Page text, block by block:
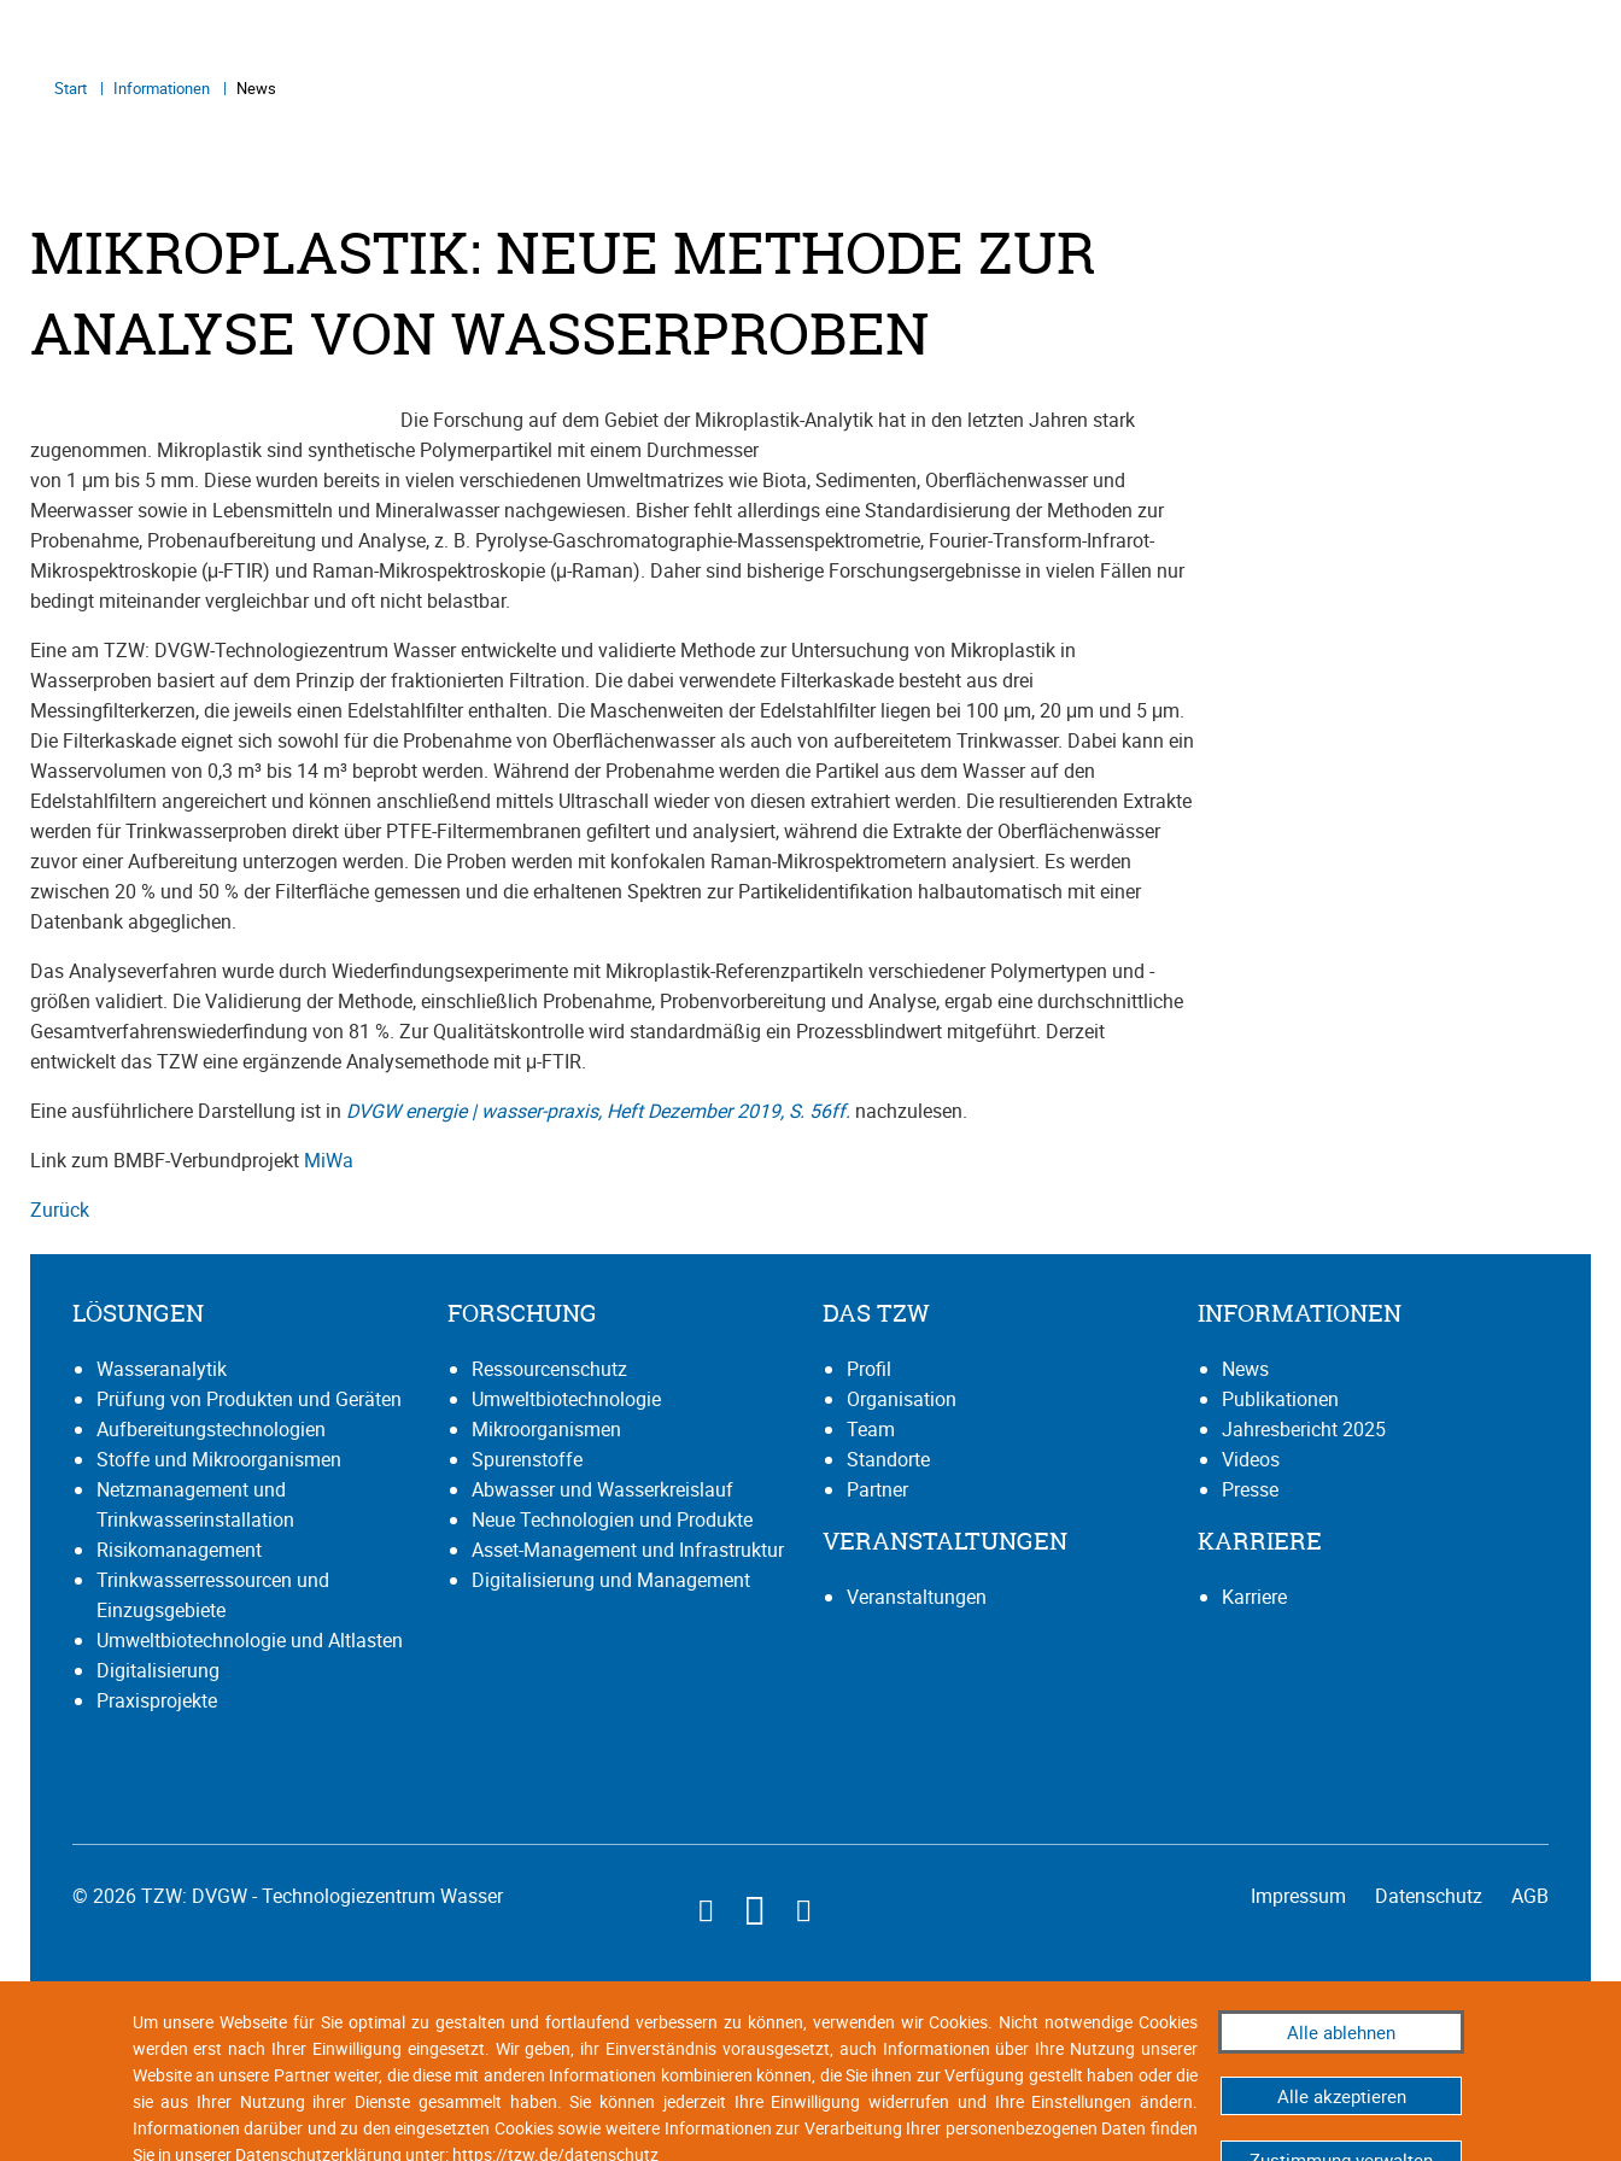
Start Informationen News
MIKROPLASTIK: NEUE METHODE ZUR
ANALYSE VON WASSERPROBEN
Die Forschung auf dem Gebiet der Mikroplastik-Analytik hat in den letzten Jahren stark
zugenommen. Mikroplastik sind synthetische Polymerpartikel mit einem Durchmesser
von 1 μm bis 5 mm. Diese wurden bereits in vielen verschiedenen Umweltmatrizes wie Biota, Sedimenten, Oberflächenwasser und
Meerwasser sowie in Lebensmitteln und Mineralwasser nachgewiesen. Bisher fehlt allerdings eine Standardisierung der Methoden zur
Probenahme, Probenaufbereitung und Analyse, z. B. Pyrolyse-Gaschromatographie-Massenspektrometrie, Fourier-Transform-Infrarot-
Mikrospektroskopie (μ-FTIR) und Raman-Mikrospektroskopie (μ-Raman). Daher sind bisherige Forschungsergebnisse in vielen Fällen nur
bedingt miteinander vergleichbar und oft nicht belastbar.
Eine am TZW: DVGW-Technologiezentrum Wasser entwickelte und validierte Methode zur Untersuchung von Mikroplastik in
Wasserproben basiert auf dem Prinzip der fraktionierten Filtration. Die dabei verwendete Filterkaskade besteht aus drei
Messingfilterkerzen, die jeweils einen Edelstahlfilter enthalten. Die Maschenweiten der Edelstahlfilter liegen bei 100 μm, 20 μm und 5 μm.
Die Filterkaskade eignet sich sowohl für die Probenahme von Oberflächenwasser als auch von aufbereitetem Trinkwasser. Dabei kann ein
Wasservolumen von 0,3 m³ bis 14 m³ beprobt werden. Während der Probenahme werden die Partikel aus dem Wasser auf den
Edelstahlfiltern angereichert und können anschließend mittels Ultraschall wieder von diesen extrahiert werden. Die resultierenden Extrakte
werden für Trinkwasserproben direkt über PTFE-Filtermembranen gefiltert und analysiert, während die Extrakte der Oberflächenwässer
zuvor einer Aufbereitung unterzogen werden. Die Proben werden mit konfokalen Raman-Mikrospektrometern analysiert. Es werden
zwischen 20 % und 50 % der Filterfläche gemessen und die erhaltenen Spektren zur Partikelidentifikation halbautomatisch mit einer
Datenbank abgeglichen.
Das Analyseverfahren wurde durch Wiederfindungsexperimente mit Mikroplastik-Referenzpartikeln verschiedener Polymertypen und -
größen validiert. Die Validierung der Methode, einschließlich Probenahme, Probenvorbereitung und Analyse, ergab eine durchschnittliche
Gesamtverfahrenswiederfindung von 81 %. Zur Qualitätskontrolle wird standardmäßig ein Prozessblindwert mitgeführt. Derzeit
entwickelt das TZW eine ergänzende Analysemethode mit μ-FTIR.
Eine ausführlichere Darstellung ist in DVGW energie | wasser-praxis, Heft Dezember 2019, S. 56ff. nachzulesen.
Link zum BMBF-Verbundprojekt MiWa
Zurück
LÖSUNGEN
Wasseranalytik
Prüfung von Produkten und Geräten
Aufbereitungstechnologien
Stoffe und Mikroorganismen
Netzmanagement und
Trinkwasserinstallation
Risikomanagement
Trinkwasserressourcen und
Einzugsgebiete
Umweltbiotechnologie und Altlasten
Digitalisierung
Praxisprojekte
FORSCHUNG
Ressourcenschutz
Umweltbiotechnologie
Mikroorganismen
Spurenstoffe
Abwasser und Wasserkreislauf
Neue Technologien und Produkte
Asset-Management und Infrastruktur
Digitalisierung und Management
DAS TZW
Profil
Organisation
Team
Standorte
Partner
VERANSTALTUNGEN
Veranstaltungen
INFORMATIONEN
News
Publikationen
Jahresbericht 2025
Videos
Presse
KARRIERE
Karriere
© 2026 TZW: DVGW - Technologiezentrum Wasser Impressum Datenschutz AGB
Um unsere Webseite für Sie optimal zu gestalten und fortlaufend verbessern zu können, verwenden wir Cookies. Nicht notwendige Cookies
werden erst nach Ihrer Einwilligung eingesetzt. Wir geben, ihr Einverständnis vorausgesetzt, auch Informationen über Ihre Nutzung unserer
Website an unsere Partner weiter, die diese mit anderen Informationen kombinieren können, die Sie ihnen zur Verfügung gestellt haben oder die
sie aus Ihrer Nutzung ihrer Dienste gesammelt haben. Sie können jederzeit Ihre Einwilligung widerrufen und Ihre Einstellungen ändern.
Informationen darüber und zu den eingesetzten Cookies sowie weitere Informationen zur Verarbeitung Ihrer personenbezogenen Daten finden
Sie in unserer Datenschutzerklärung unter: https://tzw.de/datenschutz
Alle ablehnen
Alle akzeptieren